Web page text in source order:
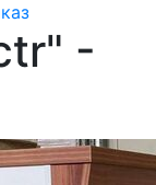
-